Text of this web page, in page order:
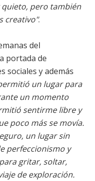
pero también
creativo".
del
portada de
sociales y además
un lugar para
un momento
sentirme libre y
poco más se movía.
un lugar sin
perfeccionismo y
gritar, soltar,
de exploración.